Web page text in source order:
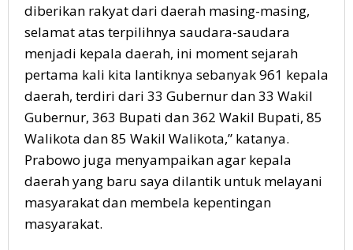
diberikan rakyat dari daerah masing-masing,
selamat atas terpilihnya saudara-saudara
menjadi kepala daerah, ini moment sejarah
pertama kali kita lantiknya sebanyak 961 kepala
daerah, terdiri dari 33 Gubernur dan 33 Wakil
Gubernur, 363 Bupati dan 362 Wakil Bupati, 85
Walikota dan 85 Wakil Walikota,” katanya.
Prabowo juga menyampaikan agar kepala
daerah yang baru saya dilantik untuk melayani
masyarakat dan membela kepentingan
masyarakat.